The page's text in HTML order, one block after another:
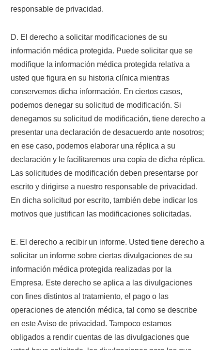
responsable de privacidad.
D. El derecho a solicitar modificaciones de su
información médica protegida. Puede solicitar que se
modifique la información médica protegida relativa a
usted que figura en su historia clínica mientras
conservemos dicha información. En ciertos casos,
podemos denegar su solicitud de modificación. Si
denegamos su solicitud de modificación, tiene derecho a
presentar una declaración de desacuerdo ante nosotros;
en ese caso, podemos elaborar una réplica a su
declaración y le facilitaremos una copia de dicha réplica.
Las solicitudes de modificación deben presentarse por
escrito y dirigirse a nuestro responsable de privacidad.
En dicha solicitud por escrito, también debe indicar los
motivos que justifican las modificaciones solicitadas.
E. El derecho a recibir un informe. Usted tiene derecho a
solicitar un informe sobre ciertas divulgaciones de su
información médica protegida realizadas por la
Empresa. Este derecho se aplica a las divulgaciones
con fines distintos al tratamiento, el pago o las
operaciones de atención médica, tal como se describe
en este Aviso de privacidad. Tampoco estamos
obligados a rendir cuentas de las divulgaciones que